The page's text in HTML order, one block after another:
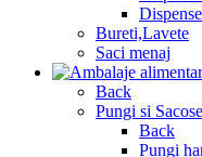
Bureti,Lavete
Saci menaj
Back
Pungi si Sacose
Back
Pungi